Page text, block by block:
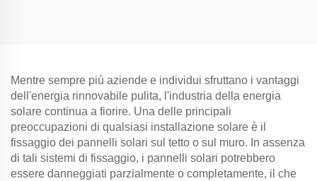
Mentre sempre più aziende e individui sfruttano i vantaggi
dell'energia rinnovabile pulita, l'industria della energia
solare continua a fiorire. Una delle principali
preoccupazioni di qualsiasi installazione solare è il
fissaggio dei pannelli solari sul tetto o sul muro. In assenza
di tali sistemi di fissaggio, i pannelli solari potrebbero
essere danneggiati parzialmente o completamente, il che